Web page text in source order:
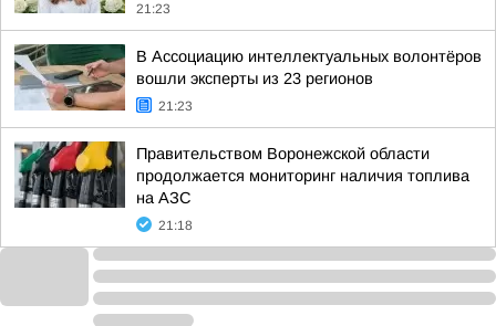
21:23
В Ассоциацию интеллектуальных волонтёров
вошли эксперты из 23 регионов
21:23
Правительством Воронежской области
продолжается мониторинг наличия топлива
на АЗС
21:18